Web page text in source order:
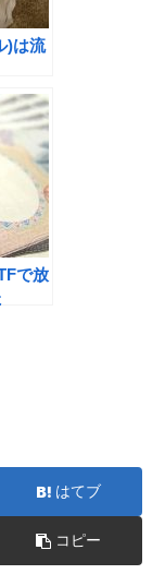
)は流
で放
はてブ
コピー